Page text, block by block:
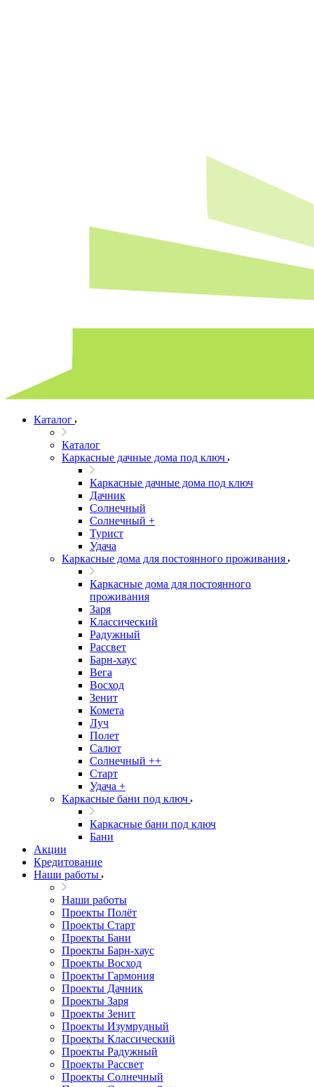
Каталог
Каталог
Каркасные дачные дома под ключ
Каркасные дачные дома под ключ
Дачник
Солнечный
Солнечный +
Турист
Удача
Каркасные дома для постоянного проживания
Каркасные дома для постоянного
проживания
Заря
Классический
Радужный
Рассвет
Барн-хаус
Вега
Восход
Зенит
Комета
Луч
Полет
Салют
Солнечный ++
Старт
Удача +
Каркасные бани под ключ
Каркасные бани под ключ
Бани
Акции
Кредитование
Наши работы
Наши работы
Проекты Полёт
Проекты Старт
Проекты Бани
Проекты Барн-хаус
Проекты Восход
Проекты Гармония
Проекты Дачник
Проекты Заря
Проекты Зенит
Проекты Изумрудный
Проекты Классический
Проекты Радужный
Проекты Рассвет
Проекты Солнечный